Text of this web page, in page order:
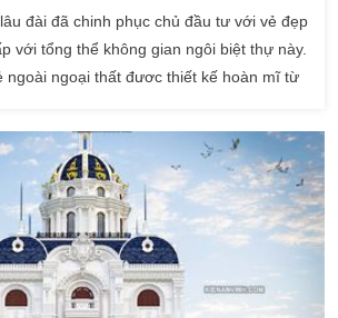
đài đã chinh phục chủ đầu tư với vẻ đẹp
với tổng thể không gian ngôi biệt thự này.
ngoài ngoại thất đươc thiết kế hoàn mĩ từ
nói rõ nét đẹp riêng đến tổng thể vẻ đẹp